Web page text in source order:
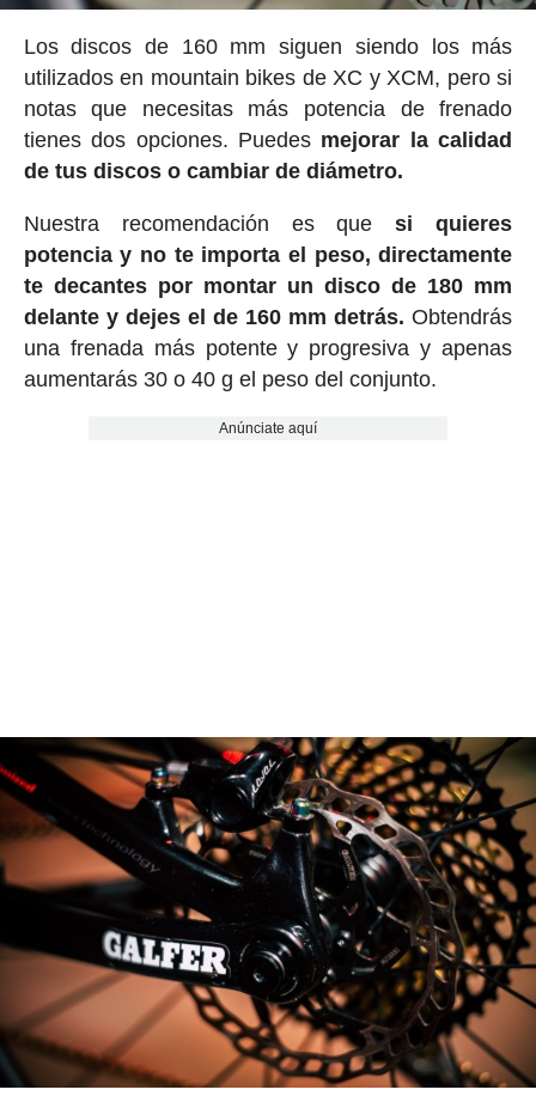
Los discos de 160 mm siguen siendo los más
utilizados en mountain bikes de XC y XCM, pero si
notas que necesitas más potencia de frenado
tienes dos opciones. Puedes mejorar la calidad
de tus discos o cambiar de diámetro.
Nuestra recomendación es quesi quieres
potencia y no te importa el peso, directamente
te decantes por montar un disco de 180 mm
delante y dejes el de 160 mm detrás. Obtendrás
una frenada más potente y progresiva y apenas
aumentarás 30 o 40 g el peso del conjunto.
Anúnciate aquí